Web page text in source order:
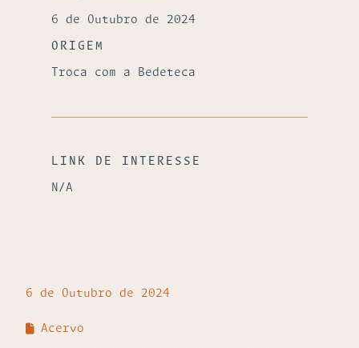
6 de Outubro de 2024
ORIGEM
Troca com a Bedeteca
LINK DE INTERESSE
N/A
6 de Outubro de 2024
Acervo